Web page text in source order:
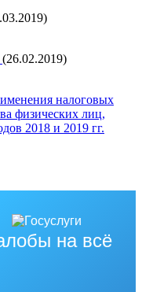
(26.02.2019)
налоговых
физических лиц,
2018 и 2019 гг.
на всё